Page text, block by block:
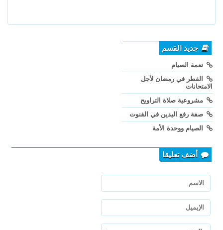
جديد القسم
نعمة الصيام
الفطر في رمضان لأجل
الامتحانات
مشروعية صلاة التراويح
صفة رفع اليدين في القنوت
الصيام ووحدة الأمة
أضف تعليقا